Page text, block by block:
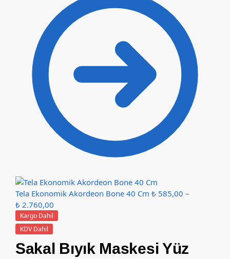
Tela Ekonomik Akordeon Bone 40 Cm ₺ 585,00 –
₺ 2.760,00
Kargo Dahil
KDV Dahil
Sakal Bıyık Maskesi Yüz